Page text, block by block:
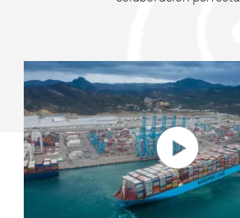
COLABORACIÓN
NIVEL
GLOBAL